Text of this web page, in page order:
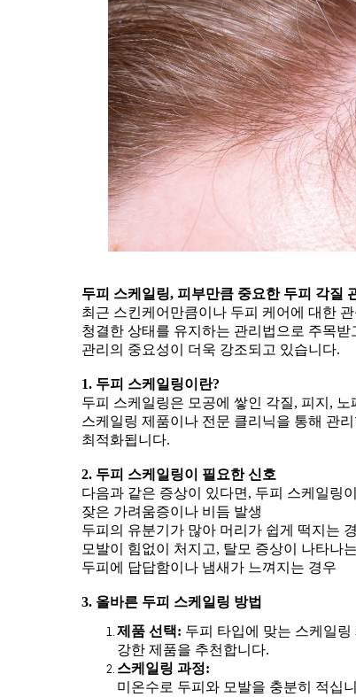
두피 스케일링, 피부만큼 중요한 두피 각질
최근 스킨케어만큼이나 두피 케어에 대한
청결한 상태를 유지하는 관리법으로 주목
관리의 중요성이 더욱 강조되고 있습니다.
1. 두피 스케일링이란?
두피 스케일링은 모공에 쌓인 각질, 피지,
스케일링 제품이나 전문 클리닉을 통해 관
최적화됩니다.
2. 두피 스케일링이 필요한 신호
다음과 같은 증상이 있다면, 두피 스케일링
잦은 가려움증이나 비듬 발생
두피의 유분기가 많아 머리가 쉽게 떡지는
모발이 힘없이 처지고, 탈모 증상이 나타나
두피에 답답함이나 냄새가 느껴지는 경우
3. 올바른 두피 스케일링 방법
제품 선택: 두피 타입에 맞는 스케일
강한 제품을 추천합니다.
스케일링 과정:
미온수로 두피와 모발을 충분히 적십